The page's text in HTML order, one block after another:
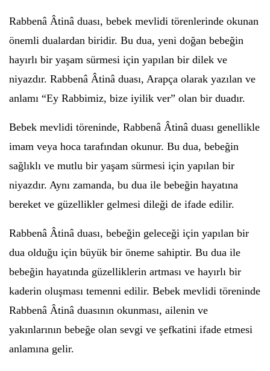
Rabbenâ Âtinâ duası, bebek mevlidi törenlerinde okunan
önemli dualardan biridir. Bu dua, yeni doğan bebeğin
hayırlı bir yaşam sürmesi için yapılan bir dilek ve
niyazdır. Rabbenâ Âtinâ duası, Arapça olarak yazılan ve
anlamı “Ey Rabbimiz, bize iyilik ver” olan bir duadır.
Bebek mevlidi töreninde, Rabbenâ Âtinâ duası genellikle
imam veya hoca tarafından okunur. Bu dua, bebeğin
sağlıklı ve mutlu bir yaşam sürmesi için yapılan bir
niyazdır. Aynı zamanda, bu dua ile bebeğin hayatına
bereket ve güzellikler gelmesi dileği de ifade edilir.
Rabbenâ Âtinâ duası, bebeğin geleceği için yapılan bir
dua olduğu için büyük bir öneme sahiptir. Bu dua ile
bebeğin hayatında güzelliklerin artması ve hayırlı bir
kaderin oluşması temenni edilir. Bebek mevlidi töreninde
Rabbenâ Âtinâ duasının okunması, ailenin ve
yakınlarının bebeğe olan sevgi ve şefkatini ifade etmesi
anlamına gelir.